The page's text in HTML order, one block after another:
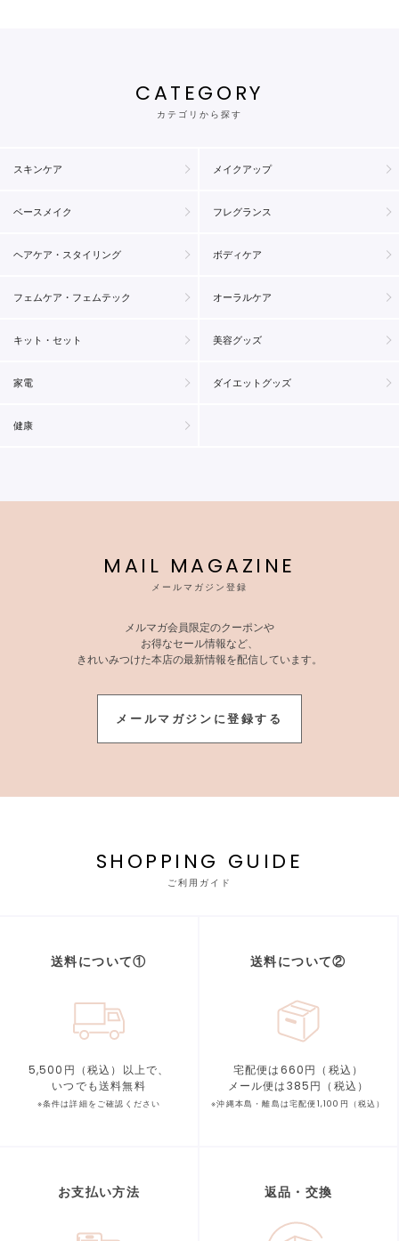
CATEGORY
カテゴリから探す
スキンケア メイクアップ
ベースメイク フレグランス
ヘアケア・スタイリング ボディケア
フェムケア・フェムテック オーラルケア
キット・セット 美容グッズ
家電 ダイエットグッズ
健康
MAIL MAGAZINE
メールマガジン登録
メルマガ会員限定のクーポンや
お得なセール情報など、
きれいみつけた本店の最新情報を配信しています。
メールマガジンに登録する
SHOPPING GUIDE
ご利用ガイド
送料について①
5,500円（税込）以上で、
いつでも送料無料
※条件は詳細をご確認ください
送料について②
宅配便は660円（税込）
メール便は385円（税込）
※沖縄本島・離島は宅配便1,100円（税込）
お支払い方法 返品・交換